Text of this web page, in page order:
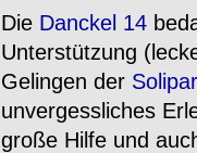
Die Danckel 14
Unterstützung
Gelingen der
unvergessliches
große Hilfe und